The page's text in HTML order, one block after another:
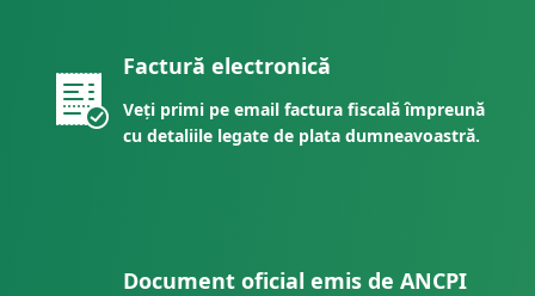
Factură electronică
Veți primi pe email factura fiscală împreună
cu detaliile legate de plata dumneavoastră.
Document oficial emis de ANCPI